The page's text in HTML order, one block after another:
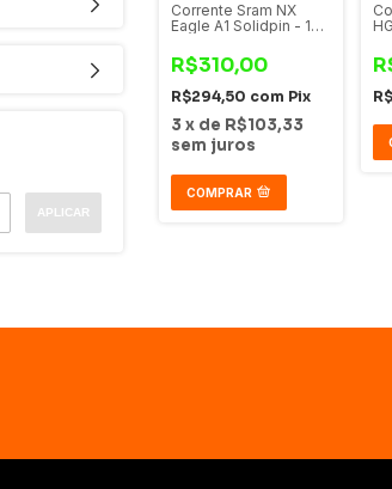
APLICAR
Corrente Sram NX
Eagle A1 Solidpin - 12
R$310,00
R$294,50 com Pix
3 x de R$103,33
sem juros
COMPRAR